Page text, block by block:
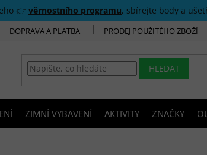
👉 věrnostního programu, sbírejte body a
DOPRAVA A PLATBA PRODEJ POUŽITÉHO ZBOŽÍ
HLEDAT
ZIMNÍ VYBAVENÍ AKTIVITY ZNAČKY